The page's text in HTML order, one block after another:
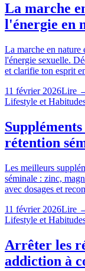
La marche
l'énergie en
La marche en nature
l'énergie sexuelle.
et clarifie ton esprit
11 février 2026Lire
Lifestyle et
rétention
Les meilleurs
séminale : zinc,
avec dosages et
11 février 2026Lire
Lifestyle et
Arrêter les
addiction à